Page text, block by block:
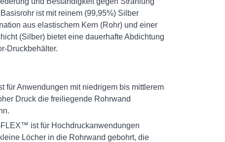
ist mit reinem (99,95%) Silber
aus elastischem Kern (Rohr) und einer
(Silber) bietet eine dauerhafte Abdichtung
Druckbehälter.
für Anwendungen mit niedrigem bis mittlerem
Druck die freiliegende Rohrwand
ist für Hochdruckanwendungen
Löcher in die Rohrwand gebohrt, die